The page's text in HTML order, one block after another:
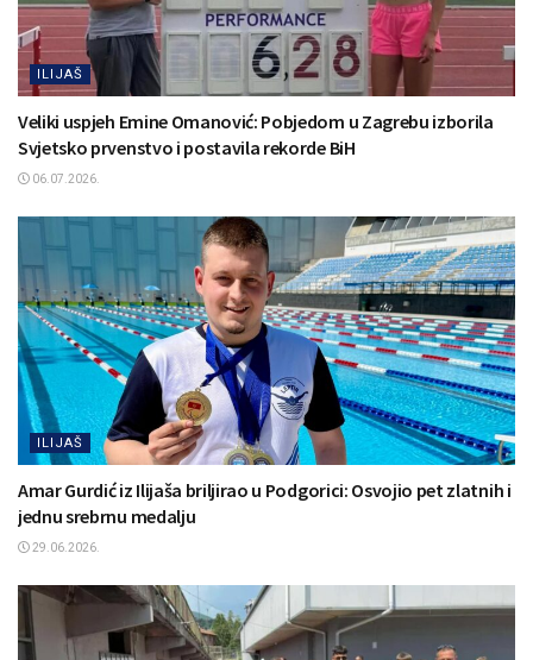
ILIJAŠ
Veliki uspjeh Emine Omanović: Pobjedom u Zagrebu izborila
Svjetsko prvenstvo i postavila rekorde BiH
06.07.2026.
ILIJAŠ
Amar Gurdić iz Ilijaša briljirao u Podgorici: Osvojio pet zlatnih i
jednu srebrnu medalju
29.06.2026.